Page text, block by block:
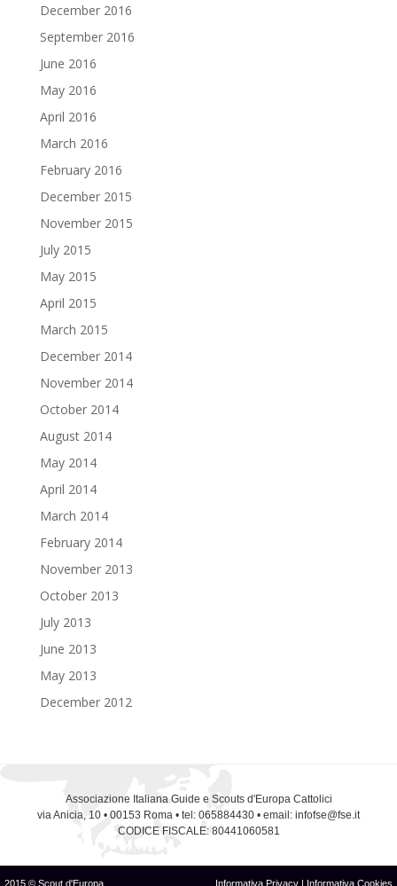
December 2016
September 2016
June 2016
May 2016
April 2016
March 2016
February 2016
December 2015
November 2015
July 2015
May 2015
April 2015
March 2015
December 2014
November 2014
October 2014
August 2014
May 2014
April 2014
March 2014
February 2014
November 2013
October 2013
July 2013
June 2013
May 2013
December 2012
Associazione Italiana Guide e Scouts d'Europa Cattolici
via Anicia, 10 • 00153 Roma • tel: 065884430 • email: infofse@fse.it
CODICE FISCALE: 80441060581
2015 © Scout d'Europa Informativa Privacy | Informativa Cookies